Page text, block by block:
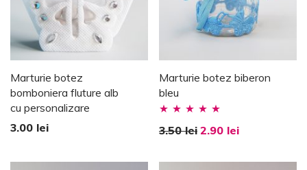
Marturie botez
bomboniera fluture alb
cu personalizare
3.00 lei
Marturie botez biberon
bleu
Evaluat la
5
3.50lei 2.90 lei